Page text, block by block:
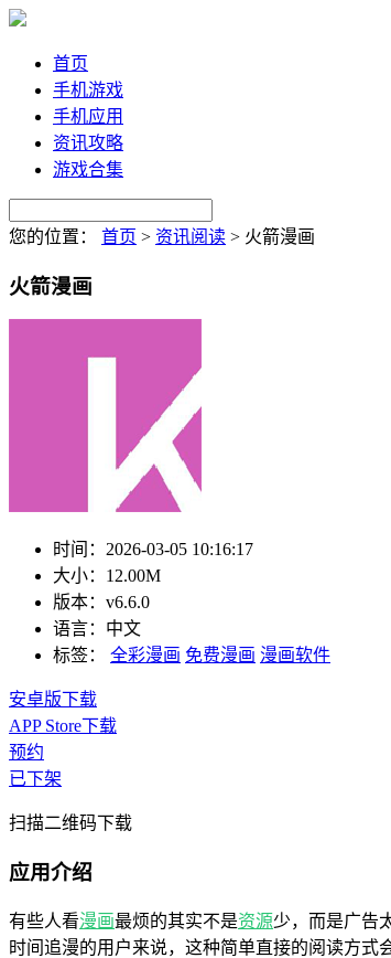
首页
手机游戏
手机应用
资讯攻略
游戏合集
您的位置： 首页 > 资讯阅读 > 火箭漫画
火箭漫画
时间： 2026-03-05 10:16:17
大小： 12.00M
版本： v6.6.0
语言： 中文
标签：
全彩漫画 免费漫画 漫画软件
安卓版下载
APP Store下载
预约
已下架
扫描二维码下载
应用介绍
有些人看漫画最烦的其实不是资源少，而是广告
时间追漫的用户来说，这种简单直接的阅读方式